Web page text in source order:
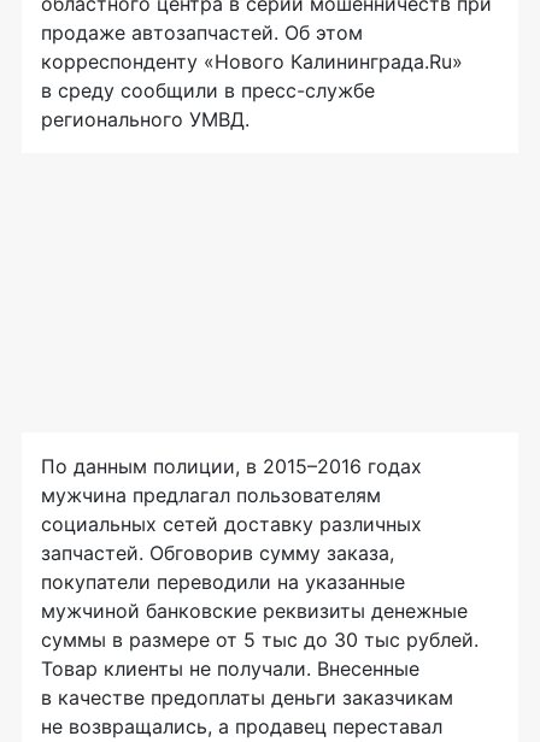
продаже автозапчастей. Об этом
корреспонденту «Нового Калининграда.Ru»
в среду сообщили в пресс-службе
регионального УМВД.
По данным полиции, в 2015–2016 годах
мужчина предлагал пользователям
социальных сетей доставку различных
запчастей. Обговорив сумму заказа,
покупатели переводили на указанные
мужчиной банковские реквизиты денежные
суммы в размере от 5 тыс до 30 тыс рублей.
Товар клиенты не получали. Внесенные
в качестве предоплаты деньги заказчикам
не возвращались, а продавец переставал